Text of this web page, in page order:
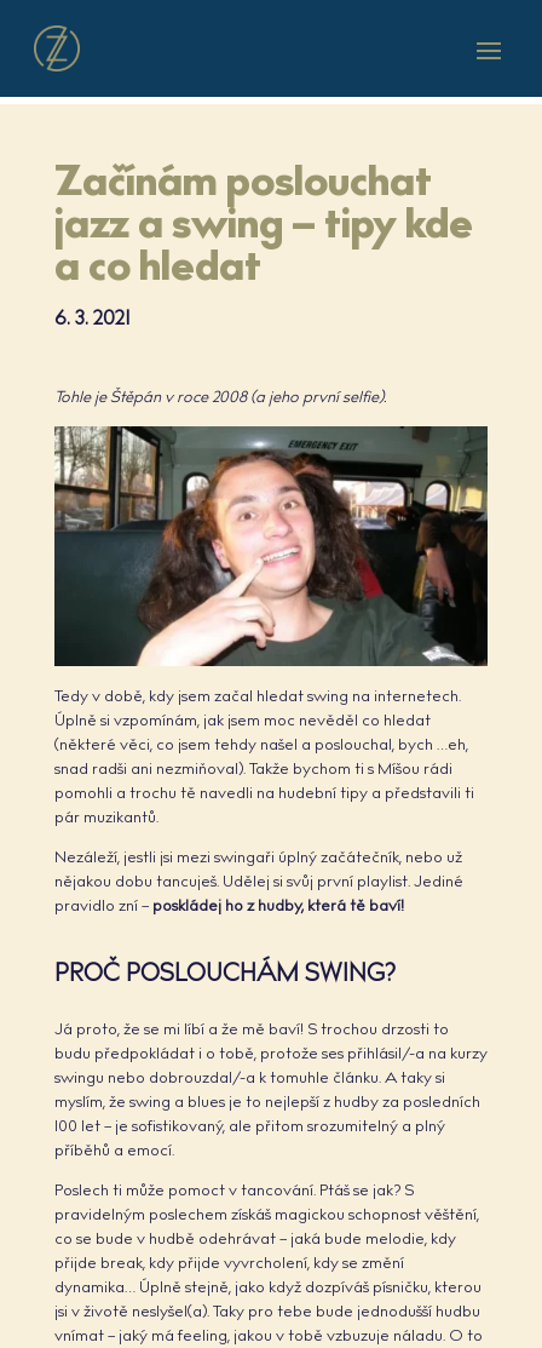
Začínám poslouchat
jazz a swing – tipy kde
a co hledat
6. 3. 2021
Tohle je Štěpán v roce 2008 (a jeho první selfie).
Tedy v době, kdy jsem začal hledat swing na internetech.
Úplně si vzpomínám, jak jsem moc nevěděl co hledat
(některé věci, co jsem tehdy našel a poslouchal, bych …eh,
snad radši ani nezmiňoval). Takže bychom ti s Míšou rádi
pomohli a trochu tě navedli na hudební tipy a představili ti
pár muzikantů.
Nezáleží, jestli jsi mezi swingaři úplný začátečník, nebo už
nějakou dobu tancuješ. Udělej si svůj první playlist. Jediné
pravidlo zní – poskládej ho z hudby, která tě baví!
PROČ POSLOUCHÁM SWING?
Já proto, že se mi líbí a že mě baví! S trochou drzosti to
budu předpokládat i o tobě, protože ses přihlásil/-a na kurzy
swingu nebo dobrouzdal/-a k tomuhle článku. A taky si
myslím, že swing a blues je to nejlepší z hudby za posledních
100 let – je sofistikovaný, ale přitom srozumitelný a plný
příběhů a emocí.
Poslech ti může pomoct v tancování. Ptáš se jak? S
pravidelným poslechem získáš magickou schopnost věštění,
co se bude v hudbě odehrávat – jaká bude melodie, kdy
přijde break, kdy přijde vyvrcholení, kdy se změní
dynamika… Úplně stejně, jako když dozpíváš písničku, kterou
jsi v životě neslyšel(a). Taky pro tebe bude jednodušší hudbu
vnímat – jaký má feeling, jakou v tobě vzbuzuje náladu. O to